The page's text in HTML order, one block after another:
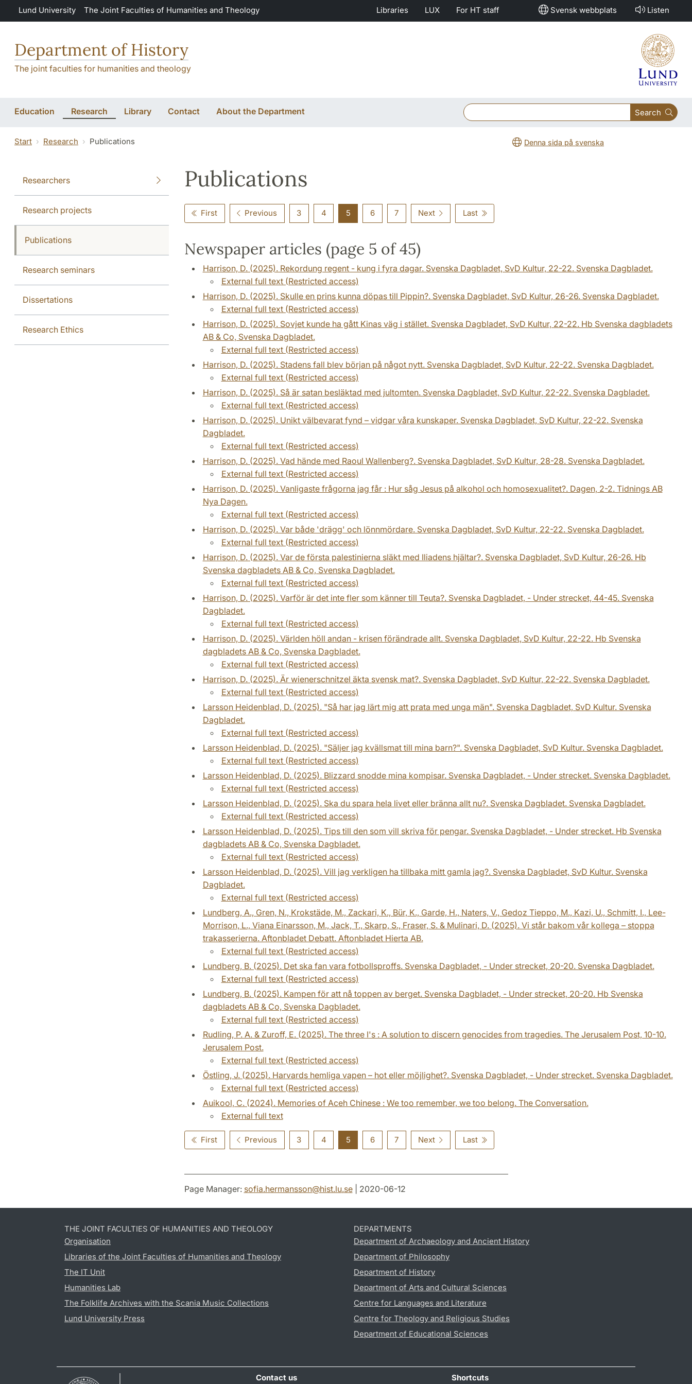
Skip to main content
Lund University The Joint Faculties of Humanities and Theology Libraries LUX For HT staff Svensk webbplats Listen
Department of History
The joint faculties for humanities and theology
Education Research Library Contact About the Department Search
Start Research Publications Denna sida på svenska
Researchers
Research projects
Publications
Research seminars
Dissertations
Research Ethics
Publications
First Previous 3 4 5 6 7 Next Last
Newspaper articles (page 5 of 45)
Harrison, D. (2025). Rekordung regent - kung i fyra dagar. Svenska Dagbladet, SvD Kultur, 22-22. Svenska Dagbladet.
External full text (Restricted access)
Harrison, D. (2025). Skulle en prins kunna döpas till Pippin?. Svenska Dagbladet, SvD Kultur, 26-26. Svenska Dagbladet.
External full text (Restricted access)
Harrison, D. (2025). Sovjet kunde ha gått Kinas väg i stället. Svenska Dagbladet, SvD Kultur, 22-22. Hb Svenska dagbladets
AB & Co, Svenska Dagbladet.
External full text (Restricted access)
Harrison, D. (2025). Stadens fall blev början på något nytt. Svenska Dagbladet, SvD Kultur, 22-22. Svenska Dagbladet.
External full text (Restricted access)
Harrison, D. (2025). Så är satan besläktad med jultomten. Svenska Dagbladet, SvD Kultur, 22-22. Svenska Dagbladet.
External full text (Restricted access)
Harrison, D. (2025). Unikt välbevarat fynd – vidgar våra kunskaper. Svenska Dagbladet, SvD Kultur, 22-22. Svenska
Dagbladet.
External full text (Restricted access)
Harrison, D. (2025). Vad hände med Raoul Wallenberg?. Svenska Dagbladet, SvD Kultur, 28-28. Svenska Dagbladet.
External full text (Restricted access)
Harrison, D. (2025). Vanligaste frågorna jag får : Hur såg Jesus på alkohol och homosexualitet?. Dagen, 2-2. Tidnings AB
Nya Dagen.
External full text (Restricted access)
Harrison, D. (2025). Var både 'drägg' och lönnmördare. Svenska Dagbladet, SvD Kultur, 22-22. Svenska Dagbladet.
External full text (Restricted access)
Harrison, D. (2025). Var de första palestinierna släkt med Iliadens hjältar?. Svenska Dagbladet, SvD Kultur, 26-26. Hb
Svenska dagbladets AB & Co, Svenska Dagbladet.
External full text (Restricted access)
Harrison, D. (2025). Varför är det inte fler som känner till Teuta?. Svenska Dagbladet, - Under strecket, 44-45. Svenska
Dagbladet.
External full text (Restricted access)
Harrison, D. (2025). Världen höll andan - krisen förändrade allt. Svenska Dagbladet, SvD Kultur, 22-22. Hb Svenska
dagbladets AB & Co, Svenska Dagbladet.
External full text (Restricted access)
Harrison, D. (2025). Är wienerschnitzel äkta svensk mat?. Svenska Dagbladet, SvD Kultur, 22-22. Svenska Dagbladet.
External full text (Restricted access)
Larsson Heidenblad, D. (2025). "Så har jag lärt mig att prata med unga män". Svenska Dagbladet, SvD Kultur. Svenska
Dagbladet.
External full text (Restricted access)
Larsson Heidenblad, D. (2025). "Säljer jag kvällsmat till mina barn?". Svenska Dagbladet, SvD Kultur. Svenska Dagbladet.
External full text (Restricted access)
Larsson Heidenblad, D. (2025). Blizzard snodde mina kompisar. Svenska Dagbladet, - Under strecket. Svenska Dagbladet.
External full text (Restricted access)
Larsson Heidenblad, D. (2025). Ska du spara hela livet eller bränna allt nu?. Svenska Dagbladet. Svenska Dagbladet.
External full text (Restricted access)
Larsson Heidenblad, D. (2025). Tips till den som vill skriva för pengar. Svenska Dagbladet, - Under strecket. Hb Svenska
dagbladets AB & Co, Svenska Dagbladet.
External full text (Restricted access)
Larsson Heidenblad, D. (2025). Vill jag verkligen ha tillbaka mitt gamla jag?. Svenska Dagbladet, SvD Kultur. Svenska
Dagbladet.
External full text (Restricted access)
Lundberg, A., Gren, N., Krokstäde, M., Zackari, K., Bür, K., Garde, H., Naters, V., Gedoz Tieppo, M., Kazi, U., Schmitt, I., Lee-
Morrison, L., Viana Einarsson, M., Jack, T., Skarp, S., Fraser, S. & Mulinari, D. (2025). Vi står bakom vår kollega – stoppa
trakasserierna. Aftonbladet Debatt. Aftonbladet Hierta AB.
External full text (Restricted access)
Lundberg, B. (2025). Det ska fan vara fotbollsproffs. Svenska Dagbladet, - Under strecket, 20-20. Svenska Dagbladet.
External full text (Restricted access)
Lundberg, B. (2025). Kampen för att nå toppen av berget. Svenska Dagbladet, - Under strecket, 20-20. Hb Svenska
dagbladets AB & Co, Svenska Dagbladet.
External full text (Restricted access)
Rudling, P. A. & Zuroff, E. (2025). The three I's : A solution to discern genocides from tragedies. The Jerusalem Post, 10-10.
Jerusalem Post.
External full text (Restricted access)
Östling, J. (2025). Harvards hemliga vapen – hot eller möjlighet?. Svenska Dagbladet, - Under strecket. Svenska Dagbladet.
External full text (Restricted access)
Auikool, C. (2024). Memories of Aceh Chinese : We too remember, we too belong. The Conversation.
External full text
First Previous 3 4 5 6 7 Next Last
Page Manager: sofia.hermansson@hist.lu.se| 2020-06-12
THE JOINT FACULTIES OF HUMANITIES AND THEOLOGY
Organisation
Libraries of the Joint Faculties of Humanities and Theology
The IT Unit
Humanities Lab
The Folklife Archives with the Scania Music Collections
Lund University Press
DEPARTMENTS
Department of Archaeology and Ancient History
Department of Philosophy
Department of History
Department of Arts and Cultural Sciences
Centre for Languages and Literature
Centre for Theology and Religious Studies
Department of Educational Sciences
Contact us Shortcuts